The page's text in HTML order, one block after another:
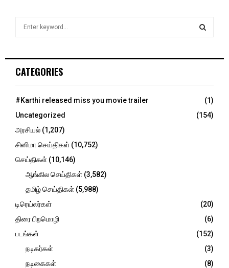
h
o
:
CATEGORIES
#Karthi released miss you movie trailer
(1)
Uncategorized
(154)
அரசியல் (1,207)
சினிமா செய்திகள் (10,752)
செய்திகள் (10,146)
ஆங்கில செய்திகள் (3,582)
தமிழ் செய்திகள் (5,988)
டிரெய்லர்கள்
(20)
திரை பிறமொழி
(6)
படங்கள்
(152)
நடிகர்கள்
(3)
நடிகைகள்
(8)